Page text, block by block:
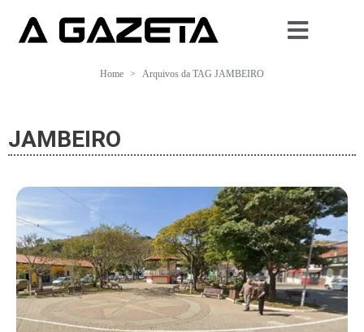
Home Arquivos da TAG JAMBEIRO
JAMBEIRO